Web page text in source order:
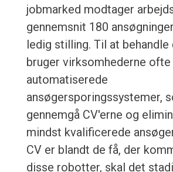
jobmarked modtager
gennemsnit 180
ledig stilling. Til at behandle
bruger virksomhederne ofte
automatiserede
ansøgersporingssystemer,
gennemgå CV'erne og
mindst kvalificerede
CV er blandt de få, der
disse robotter, skal det